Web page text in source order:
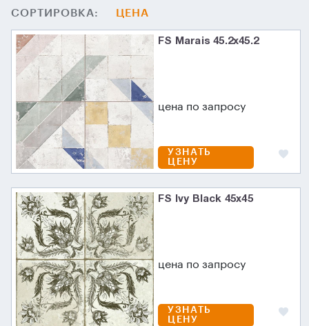
СОРТИРОВКА: ЦЕНА
FS Marais 45.2х45.2
цена по запросу
УЗНАТЬ
ЦЕНУ
FS Ivy Black 45х45
цена по запросу
УЗНАТЬ
ЦЕНУ